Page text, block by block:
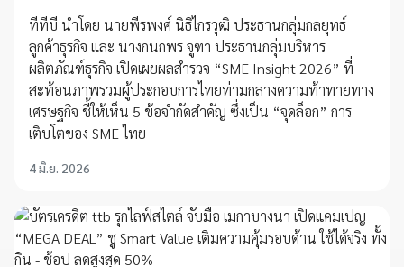
ทีทีบี นำโดย นายพีรพงศ์ นิธิไกรวุฒิ ประธานกลุ่มกลยุทธ์
ลูกค้าธุรกิจ และ นางกนกพร จูฑา ประธานกลุ่มบริหาร
ผลิตภัณฑ์ธุรกิจ เปิดเผยผลสำรวจ “SME Insight 2026” ที่
สะท้อนภาพรวมผู้ประกอบการไทยท่ามกลางความท้าทายทาง
เศรษฐกิจ ชี้ให้เห็น 5 ข้อจำกัดสำคัญ ซึ่งเป็น “จุดล็อก” การ
เติบโตของ SME ไทย
4 มิ.ย. 2026